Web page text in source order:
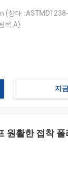
(상태
목 A)
지
원활한 접착